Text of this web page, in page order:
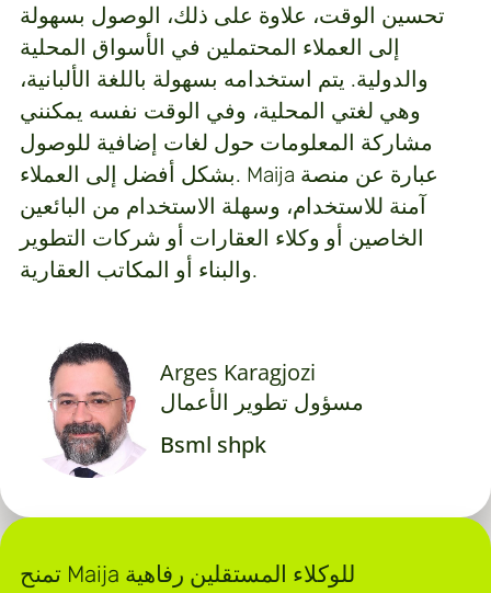
تحسين الوقت، علاوة على ذلك، الوصول بسهولة
إلى العملاء المحتملين في الأسواق المحلية
والدولية. يتم استخدامه بسهولة باللغة الألبانية،
وهي لغتي المحلية، وفي الوقت نفسه يمكنني
مشاركة المعلومات حول لغات إضافية للوصول
بشكل أفضل إلى العملاء. Maija عبارة عن منصة
آمنة للاستخدام، وسهلة الاستخدام من البائعين
الخاصين أو وكلاء العقارات أو شركات التطوير
والبناء أو المكاتب العقارية.
Arges Karagjozi
مسؤول تطوير الأعمال
Bsml shpk
تمنح Maija للوكلاء المستقلين رفاهية